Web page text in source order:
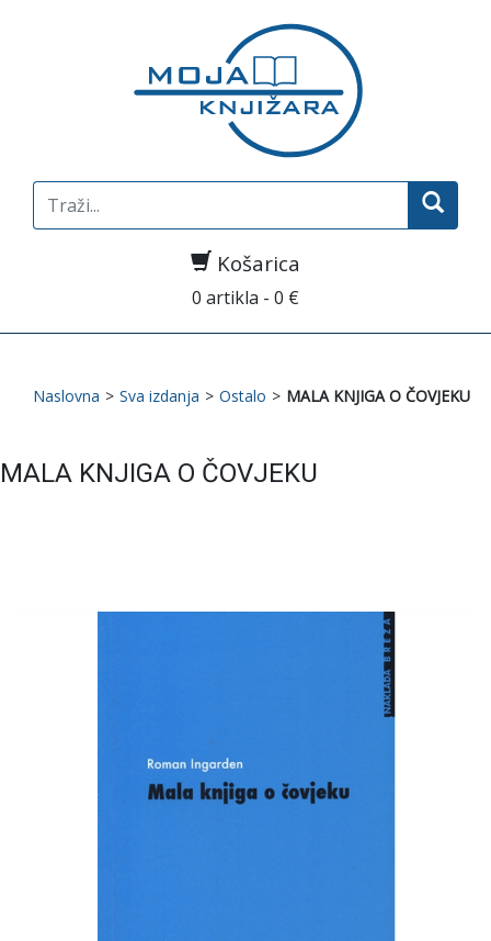
Search
for:
Košarica
0 artikla - 0 €
Naslovna > Sva izdanja > Ostalo > MALA KNJIGA O ČOVJEKU
MALA KNJIGA O ČOVJEKU